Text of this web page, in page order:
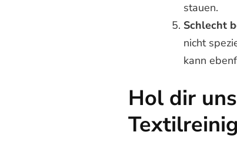
stauen.
Schlecht
nicht
kann
Hol dir